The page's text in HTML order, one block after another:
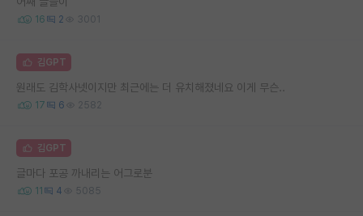
16 2 3001
김GPT
원래도 김학사넷이지만 최근에는 더 유치해졌네요 이게 무슨..
17 6 2582
김GPT
글마다 포공 까내리는 어그로분
11 4 5085